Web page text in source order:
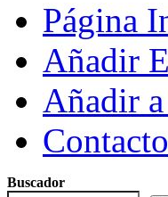
Página
Añadir
Añadir
Contacto
Buscador